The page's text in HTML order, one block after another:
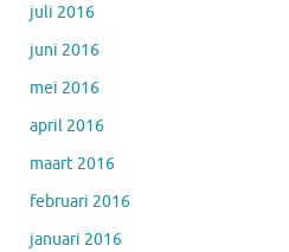
juli 2016
juni 2016
mei 2016
april 2016
maart 2016
februari 2016
januari 2016